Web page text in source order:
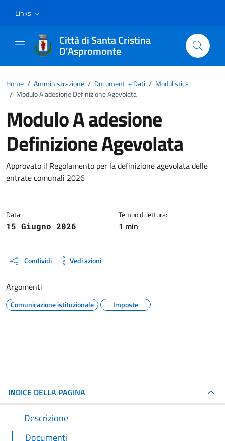
Links
Città di Santa Cristina
D'Aspromonte
Home / Amministrazione / Documenti e Dati / Modulistica
/ Modulo A adesione Definizione Agevolata
Modulo A adesione
Definizione Agevolata
Dettagli del documento
Approvato il Regolamento per la definizione agevolata delle
entrate comunali 2026
Data:
15 Giugno 2026
Tempo di lettura:
1 min
Condividi Vedi azioni
Argomenti
Comunicazione istituzionale Imposte
INDICE DELLA PAGINA
Descrizione
Documenti